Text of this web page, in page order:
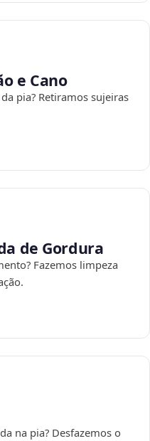
e Cano
pia? Retiramos sujeiras
de Gordura
Fazemos limpeza
na pia? Desfazemos o